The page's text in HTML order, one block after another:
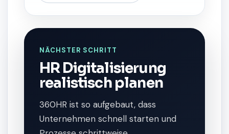
NÄCHSTER SCHRITT
HR Digitalisierung
realistisch planen
360HR ist so aufgebaut, dass
Unternehmen schnell starten und